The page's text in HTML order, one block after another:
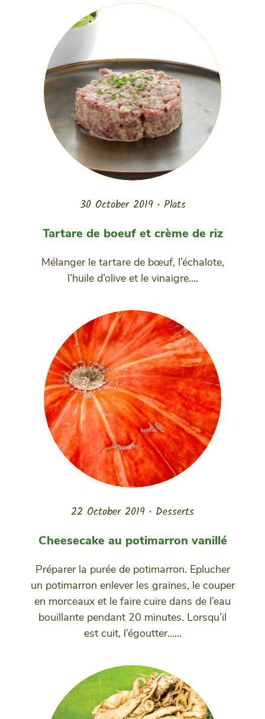
30 October 2019• Plats
Tartare de boeuf et crème de riz
Mélanger le tartare de bœuf, l’échalote,
l’huile d’olive et le vinaigre....
22 October 2019 • Desserts
Cheesecake au potimarron vanillé
Préparer la purée de potimarron. Eplucher
un potimarron enlever les graines, le couper
en morceaux et le faire cuire dans de l’eau
bouillante pendant 20 minutes. Lorsqu’il
est cuit, l’égoutter…...